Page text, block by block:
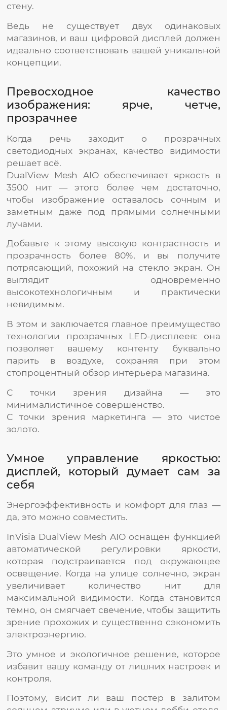
стену.
Ведь не существует двух одинаковых
магазинов, и ваш цифровой дисплей должен
идеально соответствовать вашей уникальной
концепции.
Превосходное качество
изображения: ярче, четче,
прозрачнее
Когда речь заходит о прозрачных
светодиодных экранах, качество видимости
решает всё.
DualView Mesh AIO обеспечивает яркость в
3500 нит — этого более чем достаточно,
чтобы изображение оставалось сочным и
заметным даже под прямыми солнечными
лучами.
Добавьте к этому высокую контрастность и
прозрачность более 80%, и вы получите
потрясающий, похожий на стекло экран. Он
выглядит одновременно
высокотехнологичным и практически
невидимым.
В этом и заключается главное преимущество
технологии прозрачных LED-дисплеев: она
позволяет вашему контенту буквально
парить в воздухе, сохраняя при этом
стопроцентный обзор интерьера магазина.
С точки зрения дизайна — это
минималистичное совершенство.
С точки зрения маркетинга — это чистое
золото.
Умное управление яркостью:
дисплей, который думает сам за
себя
Энергоэффективность и комфорт для глаз —
да, это можно совместить.
InVisia DualView Mesh AIO оснащен функцией
автоматической регулировки яркости,
которая подстраивается под окружающее
освещение. Когда на улице солнечно, экран
увеличивает количество нит для
максимальной видимости. Когда становится
темно, он смягчает свечение, чтобы защитить
зрение прохожих и существенно сэкономить
электроэнергию.
Это умное и экологичное решение, которое
избавит вашу команду от лишних настроек и
контроля.
Поэтому, висит ли ваш постер в залитом